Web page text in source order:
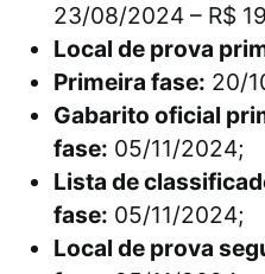
23/08/2024 – R$
Local de prova
Primeira fase: 20/
Gabarito oficial
fase: 05/11/2024;
Lista de
fase: 05/11/2024;
Local de prova